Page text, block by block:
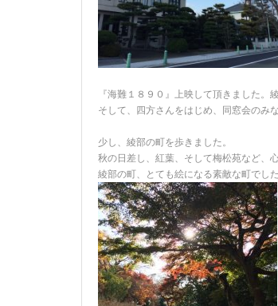
『海難１８９０』上映して頂きました。
そして、四方さんをはじめ、同窓会のみ
少し、綾部の町を歩きました。
秋の日差し、紅葉、そして梅松苑など、
綾部の町、とても絵になる素敵な町でし